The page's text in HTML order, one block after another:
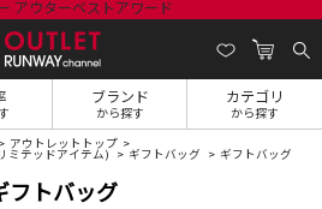
ブランド
から探す
カテゴリ
から探す
アウトレットトップ
ミテッドアイテム) ギフトバッグ ギフトバッグ
フトバッグ